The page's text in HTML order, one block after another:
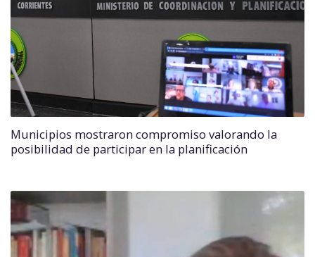
Municipios mostraron compromiso valorando la
posibilidad de participar en la planificación